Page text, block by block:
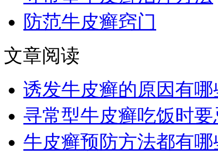
防范牛皮癣窍门
文章阅读
诱发牛皮癣的原因有哪
寻常型牛皮癣吃饭时
牛皮癣预防方法都有哪